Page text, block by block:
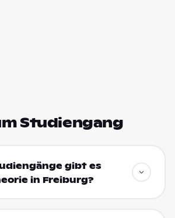
Studiengang
gibt es
in Freiburg?